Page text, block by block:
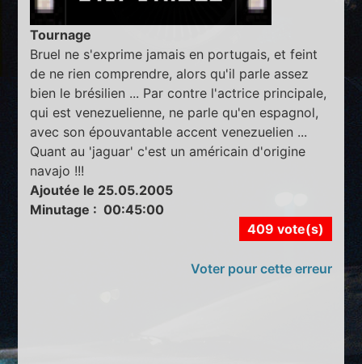
Tournage
Bruel ne s'exprime jamais en portugais, et feint
de ne rien comprendre, alors qu'il parle assez
bien le brésilien ... Par contre l'actrice principale,
qui est venezuelienne, ne parle qu'en espagnol,
avec son épouvantable accent venezuelien ...
Quant au 'jaguar' c'est un américain d'origine
navajo !!!
Ajoutée le 25.05.2005
Minutage : 00:45:00
409 vote(s)
Voter pour cette erreur